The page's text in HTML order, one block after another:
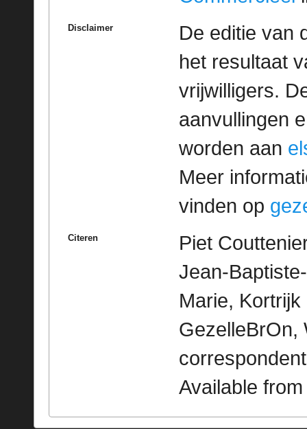
Disclaimer
De editie van
het resultaat
vrijwilligers.
aanvullingen
worden aan
Meer
vinden op
Citeren
Piet
Jean-
Marie,
GezelleBrOn,
Available